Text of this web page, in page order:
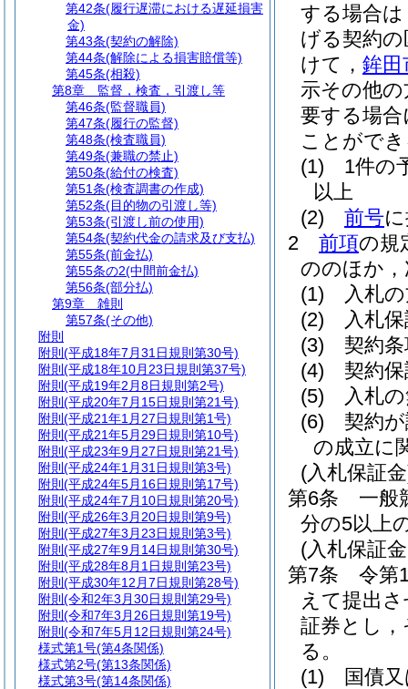
する場合
げる契約
けて， 鉾田
示その他
要する場
ことがで
(1)
1件の
以上
(2)
前号
2
前項の規
ののほか
(1)
入札
(2)
入札
(3)
契約
(4)
契約
(5)
入札
(6)
契約
の成立に
(入札保証
第6条
一般
分の5以上
(入札保証
第7条
令第
えて提出
証券とし
る。
(1)
国債
第42条(履行遅滞における遅延損害
金)
第43条(契約の解除)
第44条(解除による損害賠償等)
第45条(相殺)
第8章
監督，検査，引渡し等
第46条(監督職員)
第47条(履行の監督)
第48条(検査職員)
第49条(兼職の禁止)
第50条(給付の検査)
第51条(検査調書の作成)
第52条(目的物の引渡し等)
第53条(引渡し前の使用)
第54条(契約代金の請求及び支払)
第55条(前金払)
第55条の2(中間前金払)
第56条(部分払)
第9章
雑則
第57条(その他)
附則
附則 (平成18年7月31日規則第30号)
附則 (平成18年10月23日規則第37号)
附則 (平成19年2月8日規則第2号)
附則 (平成20年7月15日規則第21号)
附則 (平成21年1月27日規則第1号)
附則 (平成21年5月29日規則第10号)
附則 (平成23年9月27日規則第21号)
附則 (平成24年1月31日規則第3号)
附則 (平成24年5月16日規則第17号)
附則 (平成24年7月10日規則第20号)
附則 (平成26年3月20日規則第9号)
附則 (平成27年3月23日規則第3号)
附則 (平成27年9月14日規則第30号)
附則 (平成28年8月1日規則第23号)
附則 (平成30年12月7日規則第28号)
附則 (令和2年3月30日規則第29号)
附則 (令和7年3月26日規則第19号)
附則 (令和7年5月12日規則第24号)
様式第1号(第4条関係)
様式第2号(第13条関係)
様式第3号(第14条関係)